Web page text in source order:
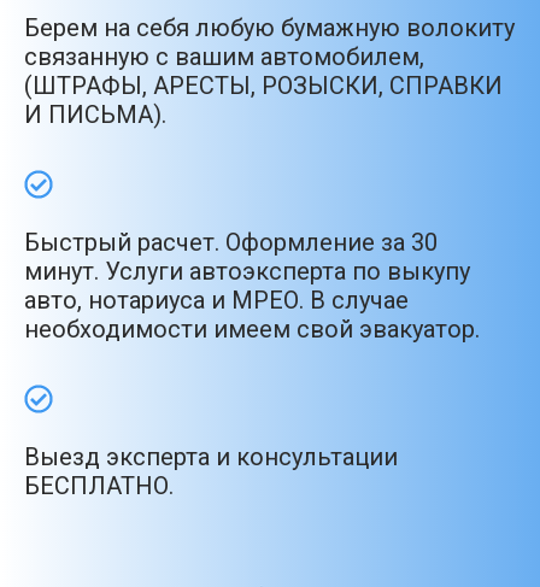
Берем на себя любую бумажную волокиту
связанную с вашим автомобилем,
(ШТРАФЫ, АРЕСТЫ, РОЗЫСКИ, СПРАВКИ
И ПИСЬМА).
Быстрый расчет. Оформление за 30
минут. Услуги автоэксперта по выкупу
авто, нотариуса и МРЕО. В случае
необходимости имеем свой эвакуатор.
Выезд эксперта и консультации
БЕСПЛАТНО.